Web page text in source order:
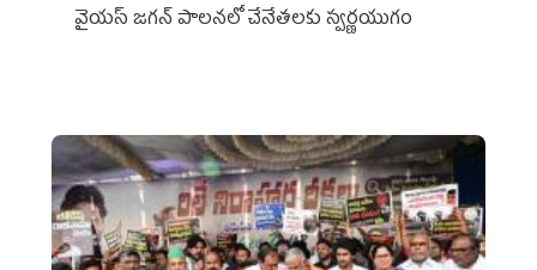
వైయ‌స్ జగన్ పాలనలో చేనేతలకు స్వర్ణయుగం